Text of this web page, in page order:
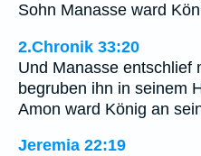
Sohn Manasse ward
2.Chronik 33:20
Und Manasse entschlief
begruben ihn in seinem
Amon ward König an
Jeremia 22:19